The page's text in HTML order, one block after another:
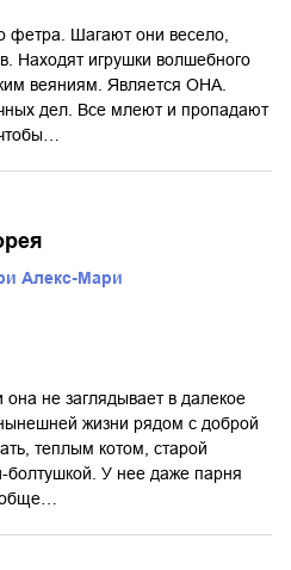
фетра. Шагают они весело,
Находят игрушки волшебного
веяниям. Является ОНА.
дел. Все млеют и пропадают
Алекс-Мари
она не заглядывает в далекое
жизни рядом с доброй
теплым котом, старой
болтушкой. У нее даже парня